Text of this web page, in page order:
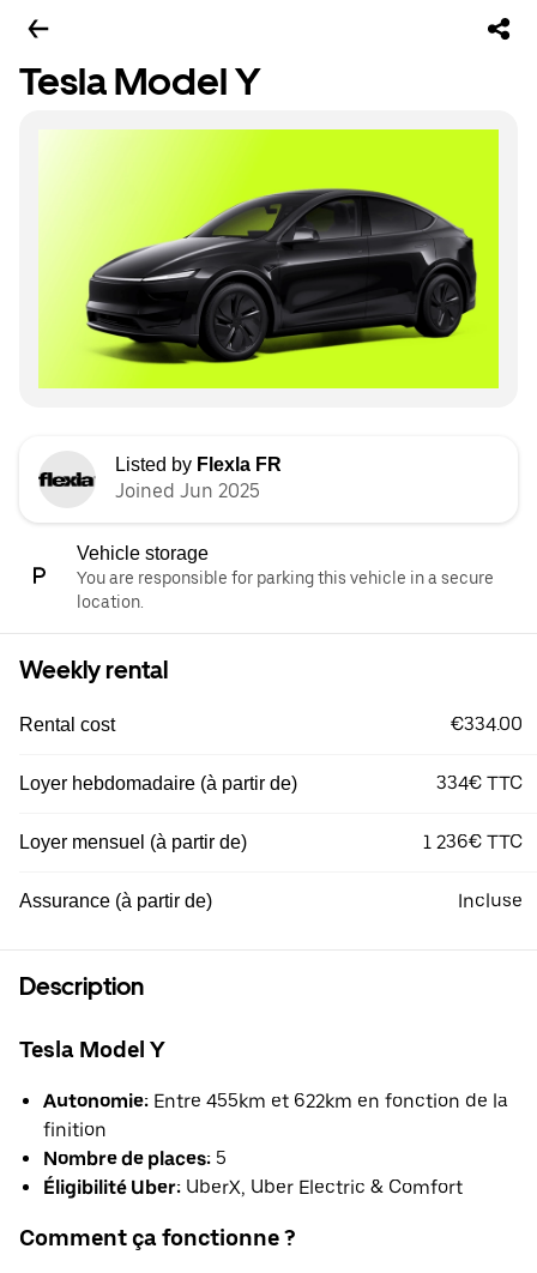
Tesla Model Y
Listed by Flexla FR
Joined Jun 2025
Vehicle storage
You are responsible for parking this vehicle in a secure
location.
Weekly rental
Rental cost €334.00
Loyer hebdomadaire (à partir de) 334€ TTC
Loyer mensuel (à partir de) 1 236€ TTC
Assurance (à partir de) Incluse
Description
Tesla Model Y
Autonomie: Entre 455km et 622km en fonction de la
finition
Nombre de places: 5
Éligibilité Uber: UberX, Uber Electric & Comfort
Comment ça fonctionne ?